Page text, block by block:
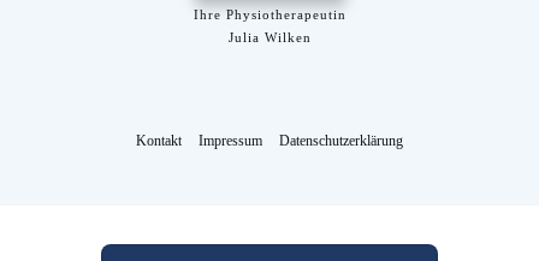
Ihre Physiotherapeutin
Julia Wilken
Kontakt Impressum Datenschutzerklärung